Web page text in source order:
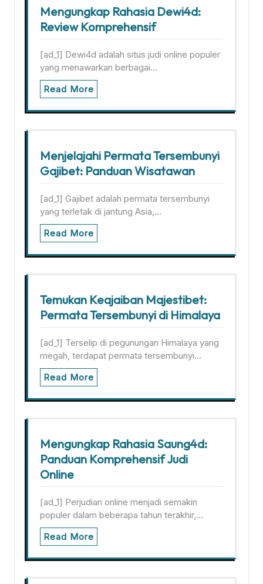
Mengungkap Rahasia Dewi4d:
Review Komprehensif
[ad_1] Dewi4d adalah situs judi online populer
yang menawarkan berbagai…
Read More
Menjelajahi Permata Tersembunyi
Gajibet: Panduan Wisatawan
[ad_1] Gajibet adalah permata tersembunyi
yang terletak di jantung Asia,…
Read More
Temukan Keajaiban Majestibet:
Permata Tersembunyi di Himalaya
[ad_1] Terselip di pegunungan Himalaya yang
megah, terdapat permata tersembunyi…
Read More
Mengungkap Rahasia Saung4d:
Panduan Komprehensif Judi
Online
[ad_1] Perjudian online menjadi semakin
populer dalam beberapa tahun terakhir,…
Read More